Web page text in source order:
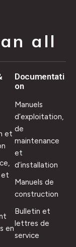
et
et
en
Documentati
on
Manuels
d’exploitation,
de
maintenance
et
d’installation
Manuels de
construction
Bulletin et
lettres de
service